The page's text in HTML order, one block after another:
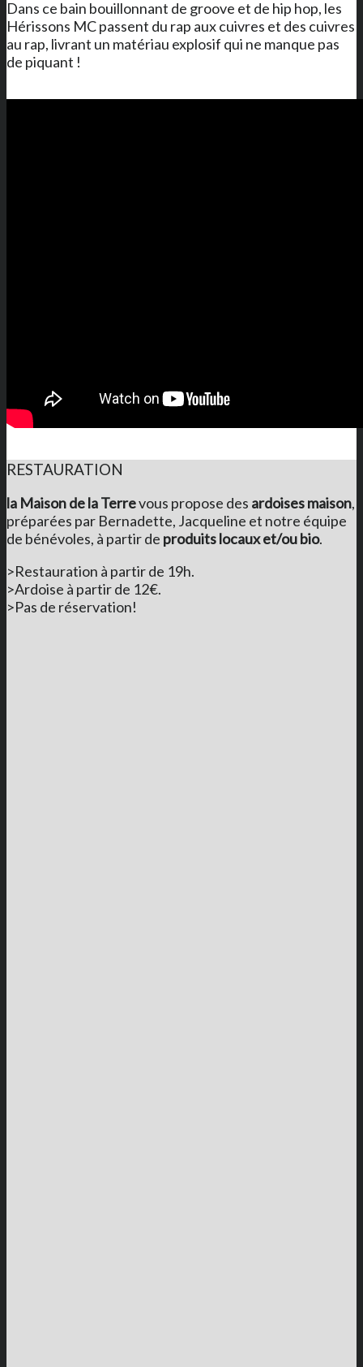
Dans ce bain bouillonnant de groove et de hip hop, les
Hérissons MC passent du rap aux cuivres et des cuivres
au rap, livrant un matériau explosif qui ne manque pas
de piquant !
RESTAURATION
la Maison de la Terrevous propose des ardoises maison,
préparées par Bernadette, Jacqueline et notre équipe
de bénévoles, à partir de produits locaux et/ou bio.
>Restauration à partir de 19h.
>Ardoise à partir de 12€.
>Pas de réservation!